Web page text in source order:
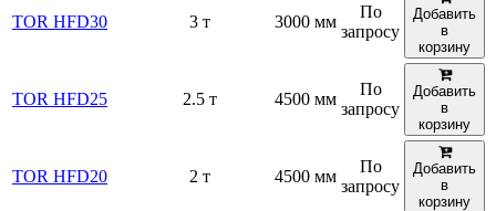
TOR HFD30 3 т 3000 мм
По
запросу
Добавить
в
корзину
TOR HFD25 2.5 т 4500 мм
По
запросу
Добавить
в
корзину
TOR HFD20 2 т 4500 мм
По
запросу
Добавить
в
корзину